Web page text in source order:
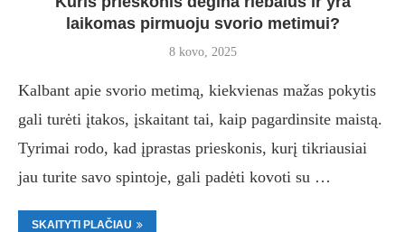
laikomas pirmuoju svorio metimui?
8 kovo, 2025
Kalbant apie svorio metimą, kiekvienas mažas pokytis
gali turėti įtakos, įskaitant tai, kaip pagardinsite maistą.
Tyrimai rodo, kad įprastas prieskonis, kurį tikriausiai
jau turite savo spintoje, gali padėti kovoti su …
SKAITYTI PLAČIAU